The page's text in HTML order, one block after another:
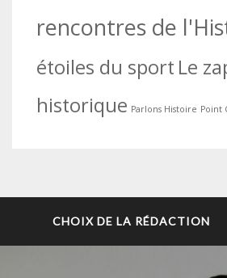
rencontres de
étoiles du sport Le
historique Parlons Histoire Point
CHOIX DE LA RÉDACTION